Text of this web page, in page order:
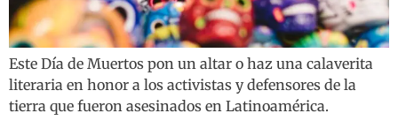
Este Día de Muertos pon un altar o haz una calaverita
literaria en honor a los activistas y defensores de la
tierra que fueron asesinados en Latinoamérica.